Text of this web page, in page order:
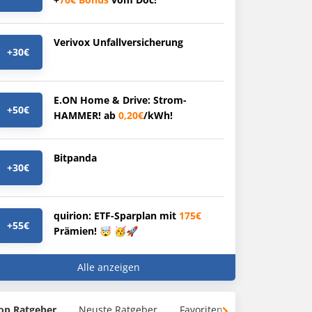
+30€
Verivox Unfallversicherung
+50€
E.ON Home & Drive: Strom-
HAMMER! ab 0,20€/kWh!
+30€
Bitpanda
+55€
quirion: ETF-Sparplan mit 175€
Prämien! 🤯 🥳🚀
Alle anzeigen